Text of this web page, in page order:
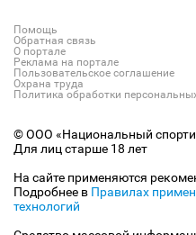
Помощь
Обратная связь
О портале
Реклама на портале
Пользовательское соглашение
Охрана труда
Политика обработки
© ООО «Национальный
Для лиц старше 18 лет
На сайте применяются
Подробнее в Правилах
технологий